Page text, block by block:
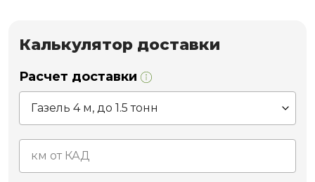
Калькулятор доставки
Расчет доставки